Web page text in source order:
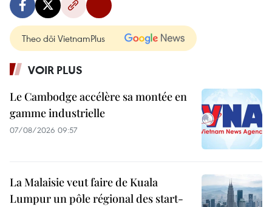
Theo dõi VietnamPlus
VOIR PLUS
Le Cambodge accélère sa montée en
gamme industrielle
07/08/2026 09:57
La Malaisie veut faire de Kuala
Lumpur un pôle régional des start-